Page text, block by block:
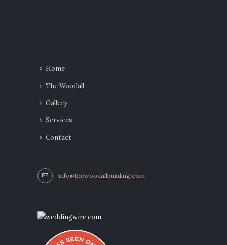
Home
The Woodall
Gallery
Services
Contact
info@thewoodallbuilding.com